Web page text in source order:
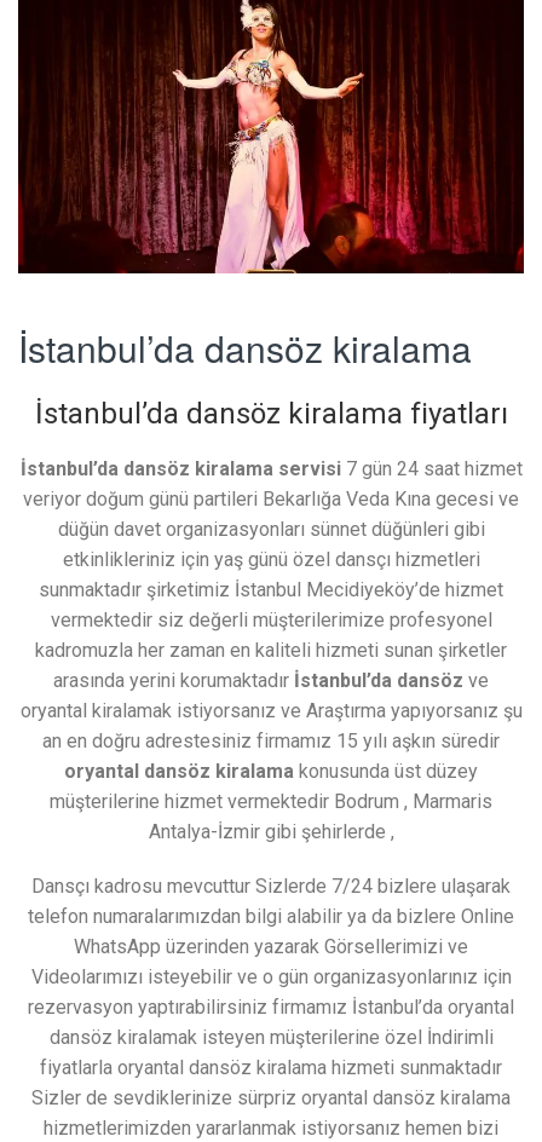
İstanbul’da dansöz kiralama
İstanbul’da dansöz kiralama fiyatları
İstanbul’da dansöz kiralama servisi7 gün 24 saat hizmet
veriyor doğum günü partileri Bekarlığa Veda Kına gecesi ve
düğün davet organizasyonları sünnet düğünleri gibi
etkinlikleriniz için yaş günü özel dansçı hizmetleri
sunmaktadır şirketimiz İstanbul Mecidiyeköy’de hizmet
vermektedir siz değerli müşterilerimize profesyonel
kadromuzla her zaman en kaliteli hizmeti sunan şirketler
arasında yerini korumaktadır İstanbul’da dansöz ve
oryantal kiralamak istiyorsanız ve Araştırma yapıyorsanız şu
an en doğru adrestesiniz firmamız 15 yılı aşkın süredir
oryantal dansöz kiralama konusunda üst düzey
müşterilerine hizmet vermektedir Bodrum , Marmaris
Antalya-İzmir gibi şehirlerde ,
Dansçı kadrosu mevcuttur Sizlerde 7/24 bizlere ulaşarak
telefon numaralarımızdan bilgi alabilir ya da bizlere Online
WhatsApp üzerinden yazarak Görsellerimizi ve
Videolarımızı isteyebilir ve o gün organizasyonlarınız için
rezervasyon yaptırabilirsiniz firmamız İstanbul’da oryantal
dansöz kiralamak isteyen müşterilerine özel İndirimli
fiyatlarla oryantal dansöz kiralama hizmeti sunmaktadır
Sizler de sevdiklerinize sürpriz oryantal dansöz kiralama
hizmetlerimizden yararlanmak istiyorsanız hemen bizi